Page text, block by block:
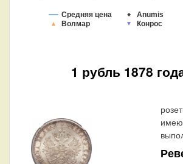
Средняя цена Anumis
Волмар
Конрос
1 рубль 1878